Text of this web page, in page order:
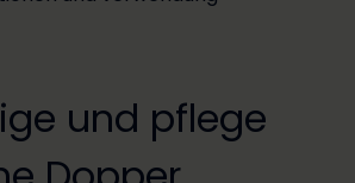
und pflege